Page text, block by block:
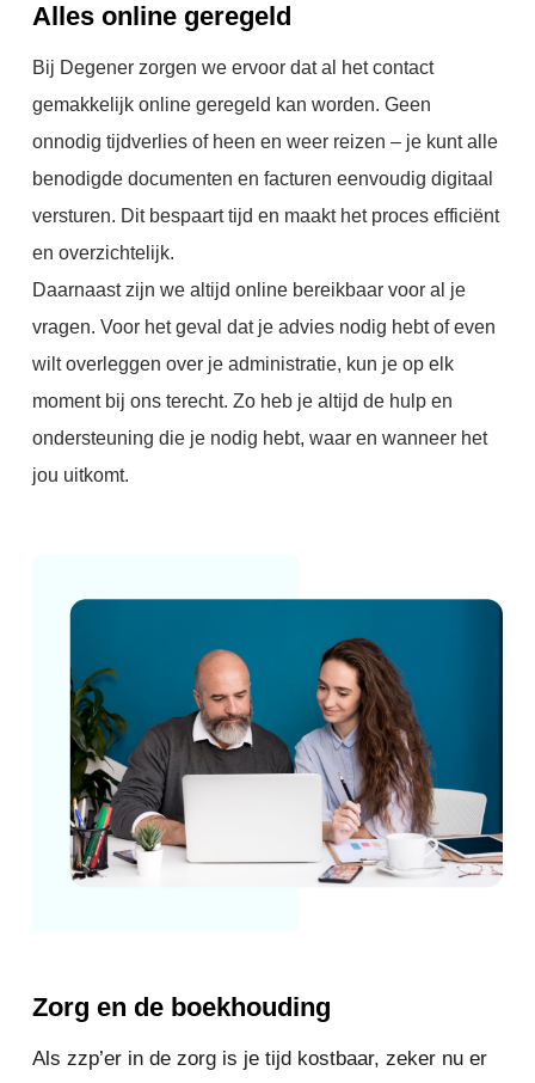
Alles online geregeld
Bij Degener zorgen we ervoor dat al het contact
gemakkelijk online geregeld kan worden. Geen
onnodig tijdverlies of heen en weer reizen – je kunt alle
benodigde documenten en facturen eenvoudig digitaal
versturen. Dit bespaart tijd en maakt het proces efficiënt
en overzichtelijk.
Daarnaast zijn we altijd online bereikbaar voor al je
vragen. Voor het geval dat je advies nodig hebt of even
wilt overleggen over je administratie, kun je op elk
moment bij ons terecht. Zo heb je altijd de hulp en
ondersteuning die je nodig hebt, waar en wanneer het
jou uitkomt.
Zorg en de boekhouding
Als zzp’er in de zorg is je tijd kostbaar, zeker nu er